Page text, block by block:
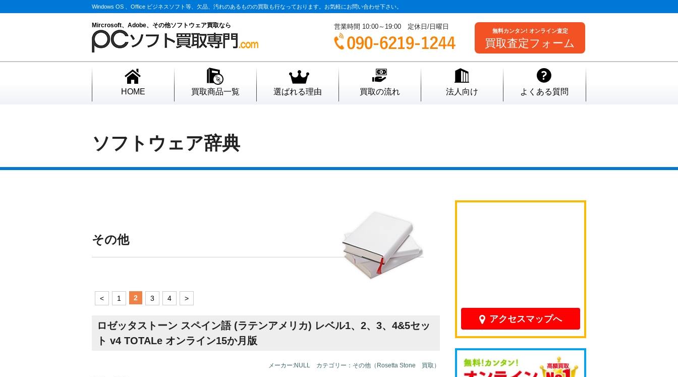
Windows OS 、Office ビジネスソフト等、欠品、汚れのあるものの買取も行なっております。お気軽にお問い合わせ下さい。
Mircrosoft、Adobe、その他ソフトウェア買取なら 営業時間 10:00～19:00 定休日/日曜日
無料カンタン! オンライン査定
買取査定フォーム
HOME 買取商品一覧 選ばれる理由 買取の流れ 法人向け よくある質問
ソフトウェア辞典
その他
< 1 2 3 4 >
ロゼッタストーン スペイン語 (ラテンアメリカ) レベル1、2、3、4&5セッ
ト v4 TOTALe オンライン15か月版
メーカー:NULL カテゴリー：その他（Rosetta Stone 買取）
アクセスマップへ